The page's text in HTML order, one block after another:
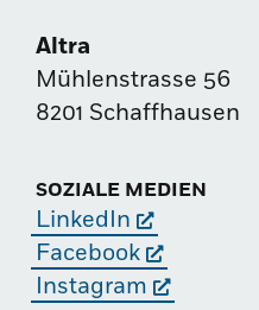
Altra
Mühlenstrasse 56
8201 Schaffhausen
SOZIALE MEDIEN
LinkedIn
Facebook
Instagram